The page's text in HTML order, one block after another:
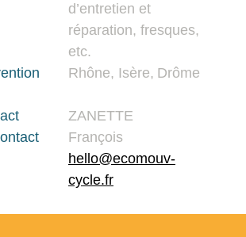
d’entretien et
réparation, fresques,
etc.
Rhône, Isère, Drôme
ZANETTE
François
hello@ecomouv-
cycle.fr